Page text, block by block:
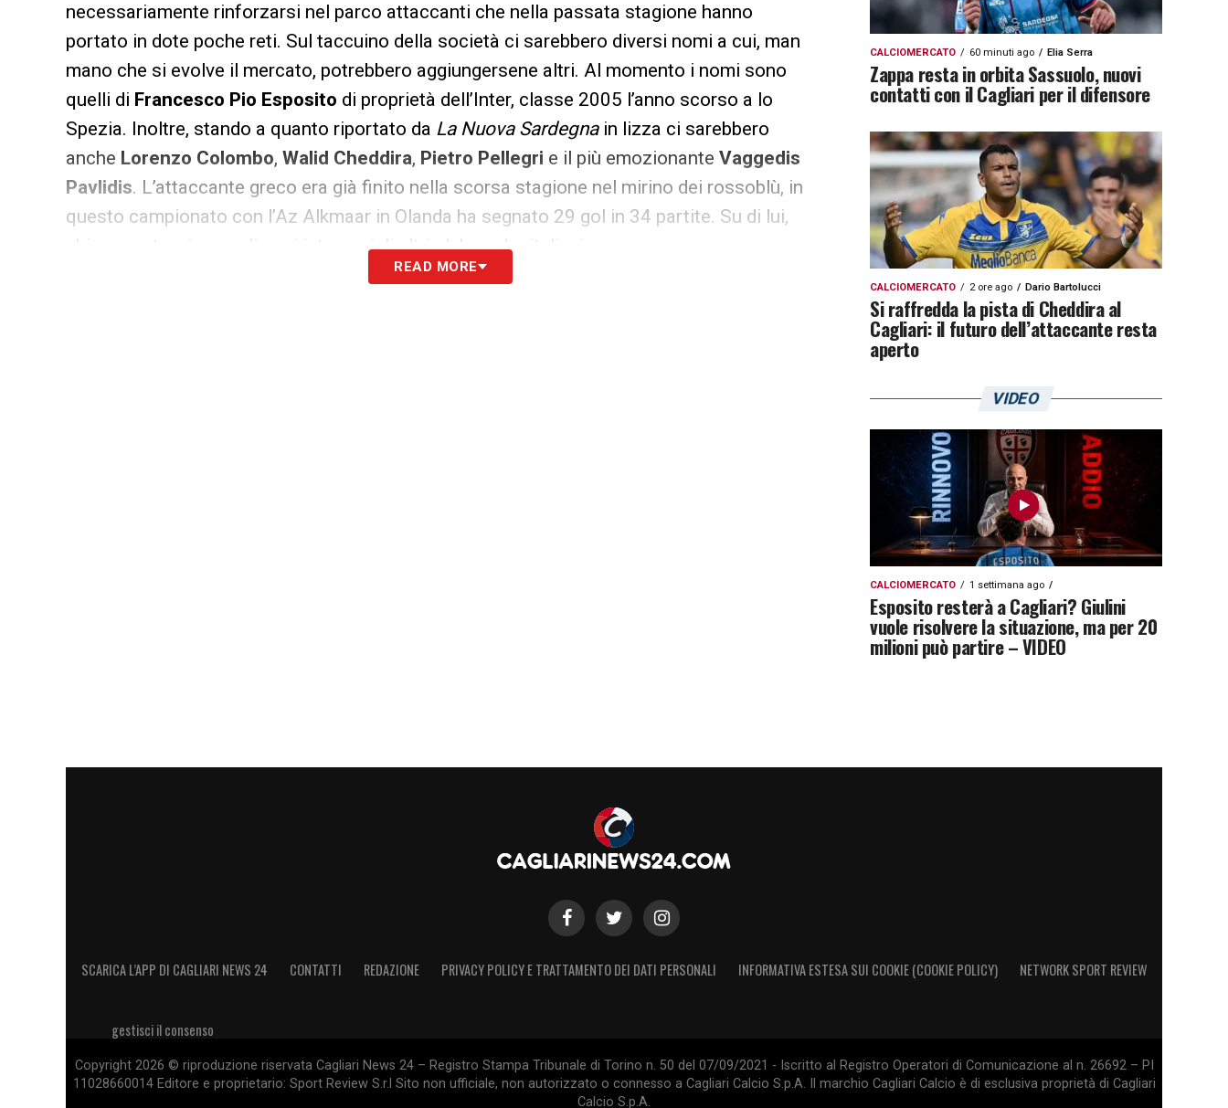
necessariamente rinforzarsi nel parco attaccanti che nella passata stagione hanno
portato in dote poche reti. Sul taccuino della società ci sarebbero diversi nomi a cui, man
mano che si evolve il mercato, potrebbero aggiungersene altri. Al momento i nomi sono
quelli di Francesco Pio Esposito di proprietà dell’Inter, classe 2005 l’anno scorso a lo
Spezia. Inoltre, stando a quanto riportato da La Nuova Sardegnain lizza ci sarebbero
anche Lorenzo Colombo, Walid Cheddira, Pietro Pellegri e il più emozionante Vaggedis
Pavlidis. L’attaccante greco era già finito nella scorsa stagione nel mirino dei rossoblù, in
questo campionato con l’Az Alkmaar in Olanda ha segnato 29 gol in 34 partite. Su di lui,
chiaramente, ci sono diversi interessi di altri club anche italiani.
READ MORE
CALCIOMERCATO 60 minuti ago Elia Serra
Zappa resta in orbita Sassuolo, nuovi
contatti con il Cagliari per il difensore
CALCIOMERCATO 2 ore ago Dario Bartolucci
Si raffredda la pista di Cheddira al
Cagliari: il futuro dell’attaccante resta
aperto
VIDEO
CALCIOMERCATO 1 settimana ago
Esposito resterà a Cagliari? Giulini
vuole risolvere la situazione, ma per 20
milioni può partire – VIDEO
SCARICA L’APP DI CAGLIARI NEWS 24 CONTATTI REDAZIONE PRIVACY POLICY E TRATTAMENTO DEI DATI PERSONALI INFORMATIVA ESTESA SUI COOKIE (COOKIE POLICY) NETWORK SPORT REVIEW
gestisci il consenso
Copyright 2026 © riproduzione riservata Cagliari News 24 – Registro Stampa Tribunale di Torino n. 50 del 07/09/2021 - Iscritto al Registro Operatori di Comunicazione al n. 26692 – PI
11028660014 Editore e proprietario: Sport Review S.r.l Sito non ufficiale, non autorizzato o connesso a Cagliari Calcio S.p.A. Il marchio Cagliari Calcio è di esclusiva proprietà di Cagliari
Calcio S.p.A.